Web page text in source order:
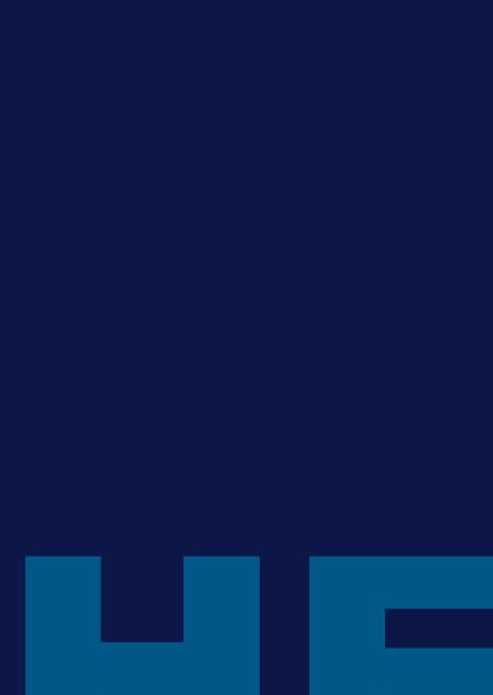
je Barbarez rekao o transferu